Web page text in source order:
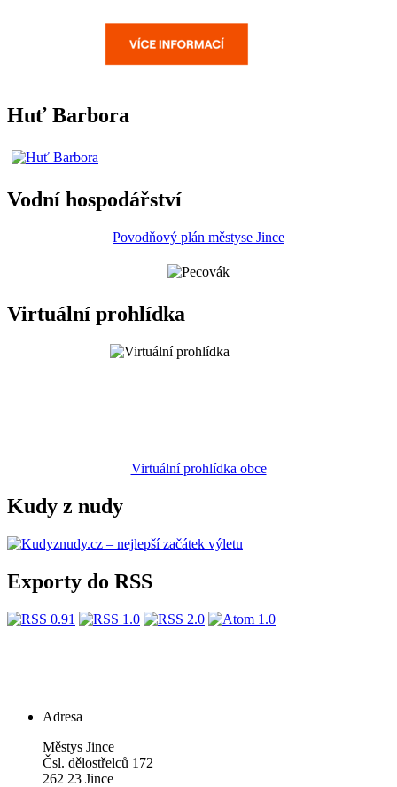
Huť Barbora
Vodní hospodářství
Povodňový plán městyse Jince
Virtuální prohlídka
Virtuální prohlídka obce
Kudy z nudy
Exporty do RSS
Adresa
Městys Jince
Čsl. dělostřelců 172
262 23 Jince